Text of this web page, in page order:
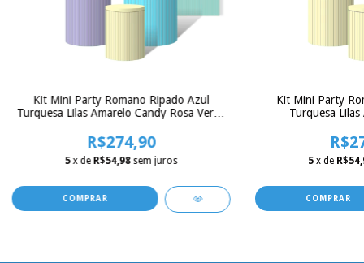
Kit Mini Party Romano Ripado Azul
Turquesa Lilas Amarelo Candy Rosa Verde
R$274,90
5 x de R$54,98 sem juros
Kit Mini Party
Turquesa
5 x de